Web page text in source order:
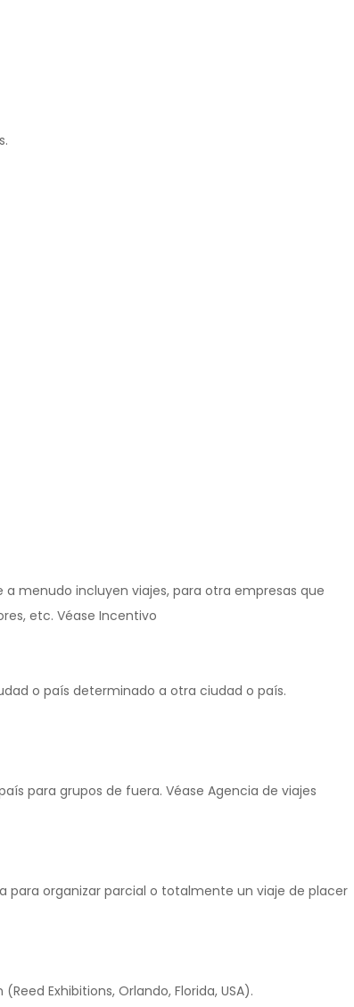
menudo incluyen viajes, para otra empresas que
etc. Véase Incentivo
o país determinado a otra ciudad o país.
para grupos de fuera. Véase Agencia de viajes
para organizar parcial o totalmente un viaje de placer
Exhibitions, Orlando, Florida, USA).